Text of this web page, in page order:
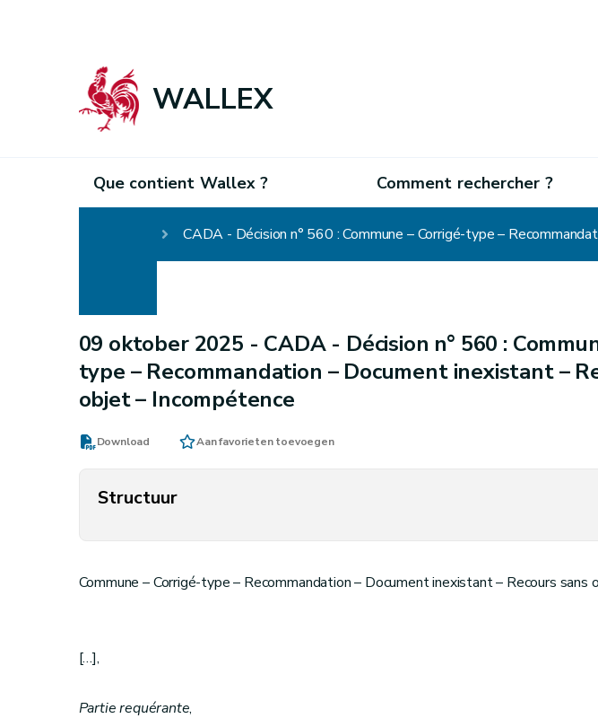
WALLEX
Que contient Wallex ? Comment rechercher ?
CADA - Décision n° 560 : Commune – Corrigé-type –
09 oktober 2025 - CADA - Décision n° 560 :
type – Recommandation – Document inexistant –
objet – Incompétence
Download Aan favorieten toevoegen
Structuur
Commune – Corrigé-type – Recommandation – Document inexistant – Recours sans
[…],
Partie requérante,